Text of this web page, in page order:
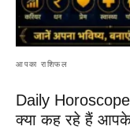
आपका राशिफल
Daily
क्या कह रहे हैं आपके